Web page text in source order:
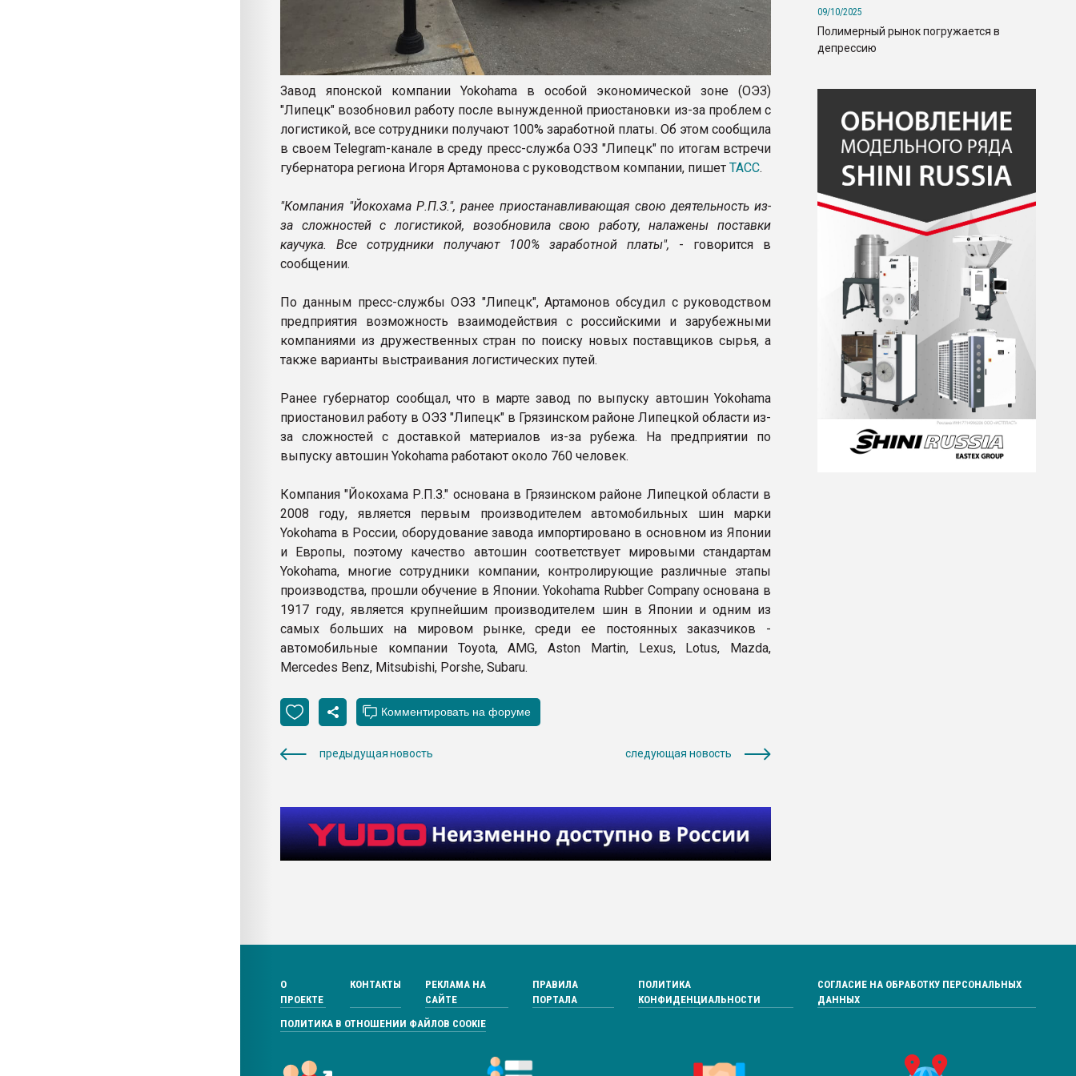
Завод японской компании Yokohama в особой экономической зоне (ОЭЗ)
"Липецк" возобновил работу после вынужденной приостановки из-за проблем с
логистикой, все сотрудники получают 100% заработной платы. Об этом сообщила
в своем Telegram-канале в среду пресс-служба ОЭЗ "Липецк" по итогам встречи
губернатора региона Игоря Артамонова с руководством компании, пишет ТАСС.
"Компания "Йокохама Р.П.З.", ранее приостанавливающая свою деятельность из-
за сложностей с логистикой, возобновила свою работу, налажены поставки
каучука. Все сотрудники получают 100% заработной платы", - говорится в
сообщении.
По данным пресс-службы ОЭЗ "Липецк", Артамонов обсудил с руководством
предприятия возможность взаимодействия с российскими и зарубежными
компаниями из дружественных стран по поиску новых поставщиков сырья, а
также варианты выстраивания логистических путей.
Ранее губернатор сообщал, что в марте завод по выпуску автошин Yokohama
приостановил работу в ОЭЗ "Липецк" в Грязинском районе Липецкой области из-
за сложностей с доставкой материалов из-за рубежа. На предприятии по
выпуску автошин Yokohama работают около 760 человек.
Компания "Йокохама Р.П.З." основана в Грязинском районе Липецкой области в
2008 году, является первым производителем автомобильных шин марки
Yokohama в России, оборудование завода импортировано в основном из Японии
и Европы, поэтому качество автошин соответствует мировыми стандартам
Yokohama, многие сотрудники компании, контролирующие различные этапы
производства, прошли обучение в Японии. Yokohama Rubber Company основана в
1917 году, является крупнейшим производителем шин в Японии и одним из
самых больших на мировом рынке, среди ее постоянных заказчиков -
автомобильные компании Toyota, AMG, Aston Martin, Lexus, Lotus, Mazda,
Mercedes Benz, Mitsubishi, Porshe, Subaru.
предыдущая новость следующая новость
09/10/2025
Полимерный рынок погружается в
депрессию
О
ПРОЕКТЕ
КОНТАКТЫ
РЕКЛАМА НА
САЙТЕ
ПРАВИЛА
ПОРТАЛА
ПОЛИТИКА
КОНФИДЕНЦИАЛЬНОСТИ
СОГЛАСИЕ НА ОБРАБОТКУ ПЕРСОНАЛЬНЫХ
ДАННЫХ
ПОЛИТИКА В ОТНОШЕНИИ ФАЙЛОВ COOKIE